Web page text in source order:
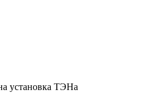
установка ТЭНа